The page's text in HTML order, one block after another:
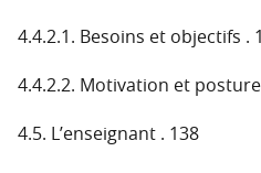
4.4.2.1. Besoins et objectifs .
4.4.2.2. Motivation et
4.5. L’enseignant . 138